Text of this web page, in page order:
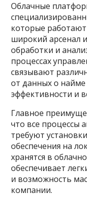
Облачные
которые
широкий арсенал
обработки и
процессах
связывают
от данных о найме
эффективности и
Главное
что все процессы
требуют
обеспечения на
хранятся в
обеспечивает
и возможность
компании.